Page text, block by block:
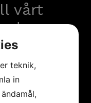
vårt
för att få de
teknik,
in